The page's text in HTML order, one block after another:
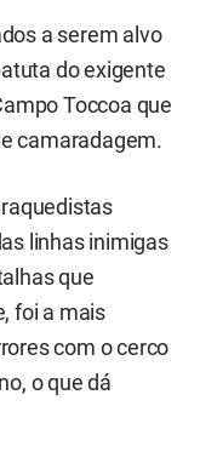
a serem alvo
do exigente
Toccoa que
camaradagem.
linhas inimigas
que
foi a mais
com o cerco
o que dá